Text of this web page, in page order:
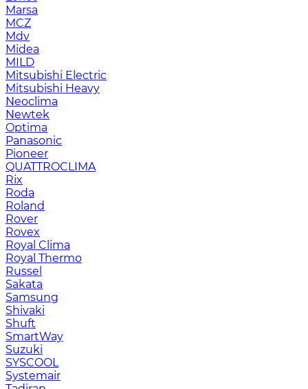
Marsa
MCZ
Mdv
Midea
MILD
Mitsubishi Electric
Mitsubishi Heavy
Neoclima
Newtek
Optima
Panasonic
Pioneer
QUATTROCLIMA
Rix
Roda
Roland
Rover
Rovex
Royal Clima
Royal Thermo
Russel
Sakata
Samsung
Shivaki
Shuft
SmartWay
Suzuki
SYSCOOL
Systemair